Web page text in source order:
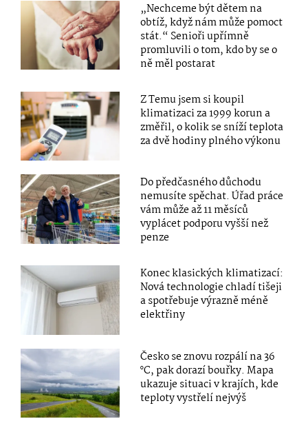
„Nechceme být dětem na
obtíž, když nám může pomoct
stát.“ Senioři upřímně
promluvili o tom, kdo by se o
ně měl postarat
Z Temu jsem si koupil
klimatizaci za 1999 korun a
změřil, o kolik se sníží teplota
za dvě hodiny plného výkonu
Do předčasného důchodu
nemusíte spěchat. Úřad práce
vám může až 11 měsíců
vyplácet podporu vyšší než
penze
Konec klasických klimatizací:
Nová technologie chladí tišeji
a spotřebuje výrazně méně
elektřiny
Česko se znovu rozpálí na 36
°C, pak dorazí bouřky. Mapa
ukazuje situaci v krajích, kde
teploty vystřelí nejvýš